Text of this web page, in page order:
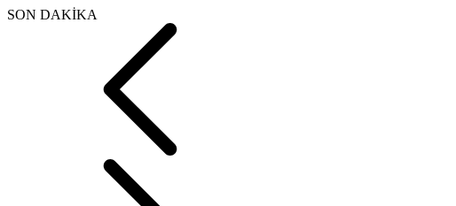
SON DAKİKA